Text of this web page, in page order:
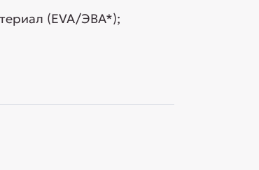
(EVA/ЭВА*);